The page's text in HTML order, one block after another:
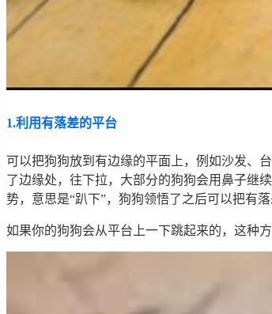
1.利用有落差的平台
可以把狗狗放到有边缘的平面上，例如沙发、
了边缘处，往下拉，大部分的狗狗会用鼻子继
势，意思是“趴下”，狗狗领悟了之后可以把有
如果你的狗狗会从平台上一下跳起来的，这种方